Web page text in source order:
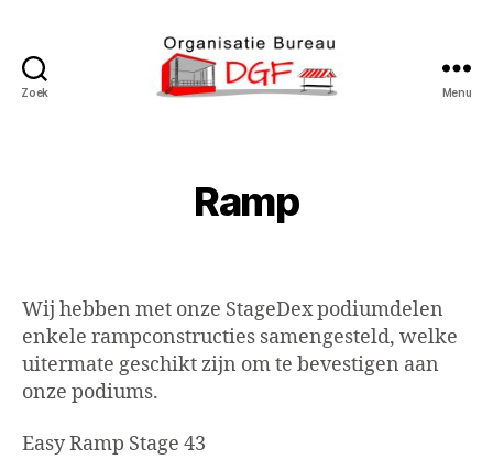
Zoek Menu
Ramp
Wij hebben met onze StageDex podiumdelen
enkele rampconstructies samengesteld, welke
uitermate geschikt zijn om te bevestigen aan
onze podiums.
Easy Ramp Stage 43